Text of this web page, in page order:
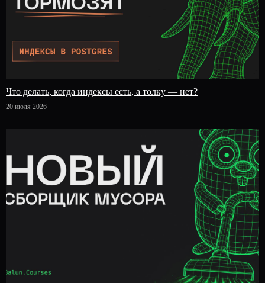
Что делать, когда индексы есть, а толку — нет?
20 июля 2026